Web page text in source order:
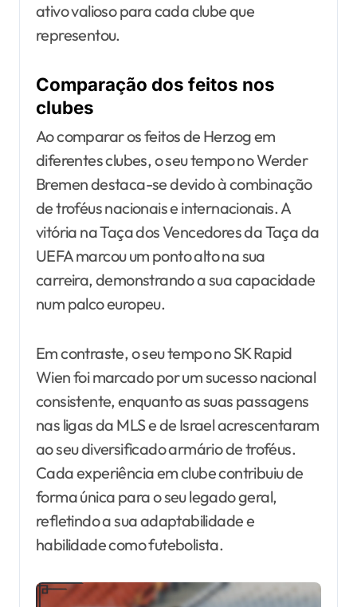
ativo valioso para cada clube que
representou.
Comparação dos feitos nos
clubes
Ao comparar os feitos de Herzog em
diferentes clubes, o seu tempo no Werder
Bremen destaca-se devido à combinação
de troféus nacionais e internacionais. A
vitória na Taça dos Vencedores da Taça da
UEFA marcou um ponto alto na sua
carreira, demonstrando a sua capacidade
num palco europeu.
Em contraste, o seu tempo no SK Rapid
Wien foi marcado por um sucesso nacional
consistente, enquanto as suas passagens
nas ligas da MLS e de Israel acrescentaram
ao seu diversificado armário de troféus.
Cada experiência em clube contribuiu de
forma única para o seu legado geral,
refletindo a sua adaptabilidade e
habilidade como futebolista.